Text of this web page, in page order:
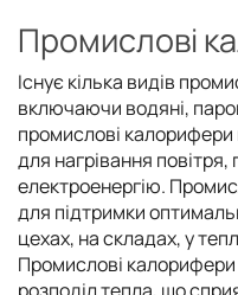
Промислові
Існує кілька видів
включаючи водяні,
промислові
для нагрівання
електроенергію.
для підтримки
цехах, на складах, у
Промислові